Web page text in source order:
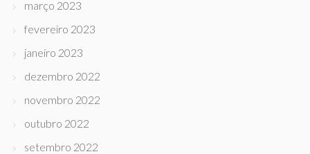
março 2023
fevereiro 2023
janeiro 2023
dezembro 2022
novembro 2022
outubro 2022
setembro 2022